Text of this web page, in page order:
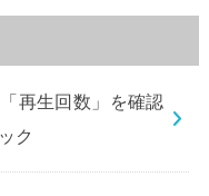
再生回数」を確認
ク